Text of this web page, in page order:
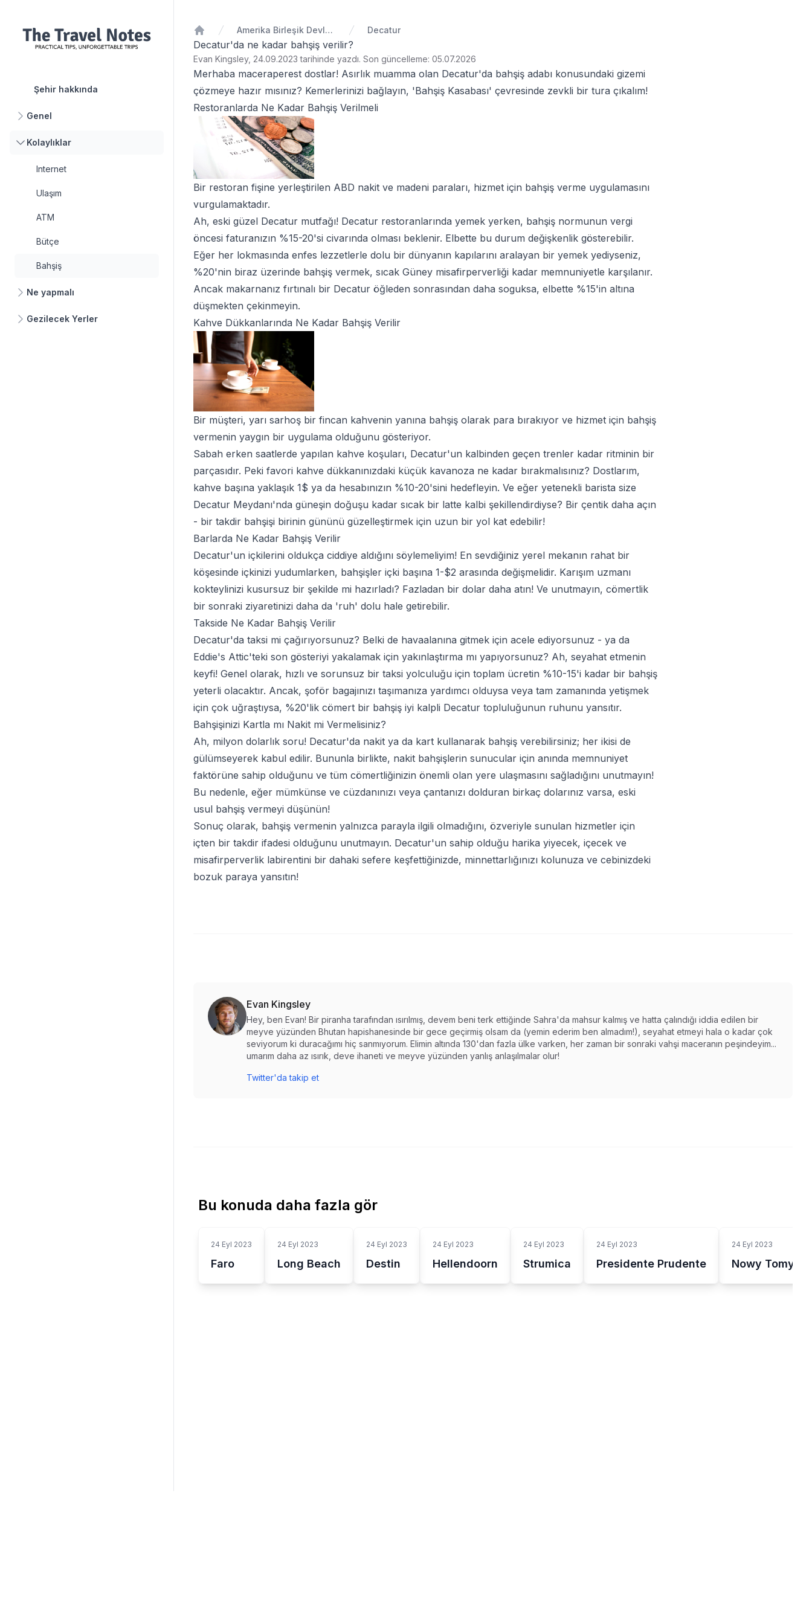
Şehir hakkında
Genel
Kolaylıklar
Internet
Ulaşım
ATM
Bütçe
Bahşiş
Ne yapmalı
Gezilecek Yerler
Ana Sayfa
Amerika Birleşik Devletleri Decatur
Decatur'da ne kadar bahşiş verilir?
Evan Kingsley, 24.09.2023 tarihinde yazdı. Son güncelleme: 05.07.2026
Merhaba maceraperest dostlar! Asırlık muamma olan Decatur'da bahşiş adabı konusundaki gizemi
çözmeye hazır mısınız? Kemerlerinizi bağlayın, 'Bahşiş Kasabası' çevresinde zevkli bir tura çıkalım!
Restoranlarda Ne Kadar Bahşiş Verilmeli
Bir restoran fişine yerleştirilen ABD nakit ve madeni paraları, hizmet için bahşiş verme uygulamasını
vurgulamaktadır.
Ah, eski güzel Decatur mutfağı! Decatur restoranlarında yemek yerken, bahşiş normunun vergi
öncesi faturanızın %15-20'si civarında olması beklenir. Elbette bu durum değişkenlik gösterebilir.
Eğer her lokmasında enfes lezzetlerle dolu bir dünyanın kapılarını aralayan bir yemek yediyseniz,
%20'nin biraz üzerinde bahşiş vermek, sıcak Güney misafirperverliği kadar memnuniyetle karşılanır.
Ancak makarnanız fırtınalı bir Decatur öğleden sonrasından daha soguksa, elbette %15'in altına
düşmekten çekinmeyin.
Kahve Dükkanlarında Ne Kadar Bahşiş Verilir
Bir müşteri, yarı sarhoş bir fincan kahvenin yanına bahşiş olarak para bırakıyor ve hizmet için bahşiş
vermenin yaygın bir uygulama olduğunu gösteriyor.
Sabah erken saatlerde yapılan kahve koşuları, Decatur'un kalbinden geçen trenler kadar ritminin bir
parçasıdır. Peki favori kahve dükkanınızdaki küçük kavanoza ne kadar bırakmalısınız? Dostlarım,
kahve başına yaklaşık 1$ ya da hesabınızın %10-20'sini hedefleyin. Ve eğer yetenekli barista size
Decatur Meydanı'nda güneşin doğuşu kadar sıcak bir latte kalbi şekillendirdiyse? Bir çentik daha açın
- bir takdir bahşişi birinin gününü güzelleştirmek için uzun bir yol kat edebilir!
Barlarda Ne Kadar Bahşiş Verilir
Decatur'un içkilerini oldukça ciddiye aldığını söylemeliyim! En sevdiğiniz yerel mekanın rahat bir
köşesinde içkinizi yudumlarken, bahşişler içki başına 1-$2 arasında değişmelidir. Karışım uzmanı
kokteylinizi kusursuz bir şekilde mi hazırladı? Fazladan bir dolar daha atın! Ve unutmayın, cömertlik
bir sonraki ziyaretinizi daha da 'ruh' dolu hale getirebilir.
Takside Ne Kadar Bahşiş Verilir
Decatur'da taksi mi çağırıyorsunuz? Belki de havaalanına gitmek için acele ediyorsunuz - ya da
Eddie's Attic'teki son gösteriyi yakalamak için yakınlaştırma mı yapıyorsunuz? Ah, seyahat etmenin
keyfi! Genel olarak, hızlı ve sorunsuz bir taksi yolculuğu için toplam ücretin %10-15'i kadar bir bahşiş
yeterli olacaktır. Ancak, şoför bagajınızı taşımanıza yardımcı olduysa veya tam zamanında yetişmek
için çok uğraştıysa, %20'lik cömert bir bahşiş iyi kalpli Decatur topluluğunun ruhunu yansıtır.
Bahşişinizi Kartla mı Nakit mi Vermelisiniz?
Ah, milyon dolarlık soru! Decatur'da nakit ya da kart kullanarak bahşiş verebilirsiniz; her ikisi de
gülümseyerek kabul edilir. Bununla birlikte, nakit bahşişlerin sunucular için anında memnuniyet
faktörüne sahip olduğunu ve tüm cömertliğinizin önemli olan yere ulaşmasını sağladığını unutmayın!
Bu nedenle, eğer mümkünse ve cüzdanınızı veya çantanızı dolduran birkaç dolarınız varsa, eski
usul bahşiş vermeyi düşünün!
Sonuç olarak, bahşiş vermenin yalnızca parayla ilgili olmadığını, özveriyle sunulan hizmetler için
içten bir takdir ifadesi olduğunu unutmayın. Decatur'un sahip olduğu harika yiyecek, içecek ve
misafirperverlik labirentini bir dahaki sefere keşfettiğinizde, minnettarlığınızı kolunuza ve cebinizdeki
bozuk paraya yansıtın!
Evan Kingsley
Hey, ben Evan! Bir piranha tarafından ısırılmış, devem beni terk ettiğinde Sahra'da mahsur kalmış ve hatta çalındığı iddia edilen bir
meyve yüzünden Bhutan hapishanesinde bir gece geçirmiş olsam da (yemin ederim ben almadım!), seyahat etmeyi hala o kadar çok
seviyorum ki duracağımı hiç sanmıyorum. Elimin altında 130'dan fazla ülke varken, her zaman bir sonraki vahşi maceranın peşindeyim...
umarım daha az ısırık, deve ihaneti ve meyve yüzünden yanlış anlaşılmalar olur!
Twitter'da takip et
Bu konuda daha fazla gör
24 Eyl 2023
Faro
24 Eyl 2023
Long Beach
24 Eyl 2023
Destin
24 Eyl 2023
Hellendoorn
24 Eyl 2023
Strumica
24 Eyl 2023
Presidente Prudente
24 Eyl 2023
Nowy Tomyśl